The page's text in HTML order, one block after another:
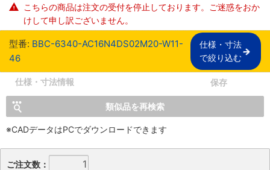
こちらの商品は注文の受付を停止しております。ご迷惑をおか
けして申し訳ございません。
型番: BBC-6340-AC16N4DS02M20-W11-
46
仕様・寸法
で絞り込む
仕様・寸法情報 保存
類似品を再検索
※CADデータはPCでダウンロードできます
ご注文数：